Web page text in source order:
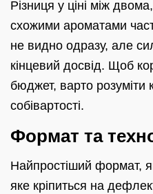
Різниця у ціні між
схожими ароматами
не видно одразу, але
кінцевий досвід. Щоб
бюджет, варто розуміти
собівартості.
Формат та
Найпростіший формат,
яке кріпиться на